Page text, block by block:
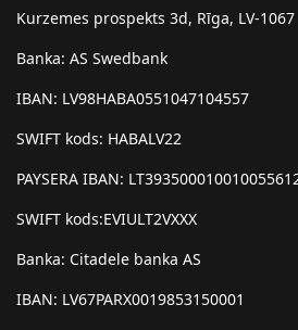
Kurzemes prospekts 3d, Rīga, LV-1067
Banka: AS Swedbank
IBAN: LV98HABA0551047104557
SWIFT kods: HABALV22
PAYSERA IBAN:
SWIFT kods:EVIULT2VXXX
Banka: Citadele banka AS
IBAN: LV67PARX0019853150001